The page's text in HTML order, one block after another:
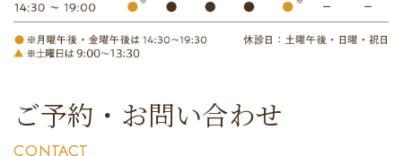
ご予約・お問い合わせ
CONTACT